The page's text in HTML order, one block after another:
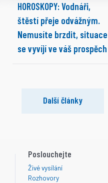
HOROSKOPY: Vodnáři,
štěstí přeje odvážným.
Nemusíte brzdit, situace
se vyvíjí ve váš prospěch
Další články
Poslouchejte
Živé vysílání
Rozhovory